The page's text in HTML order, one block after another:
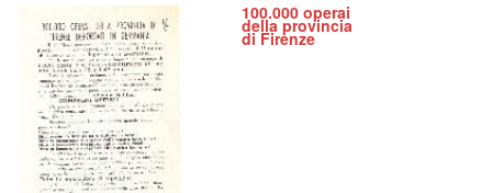
100.000 operai
della provincia
di Firenze